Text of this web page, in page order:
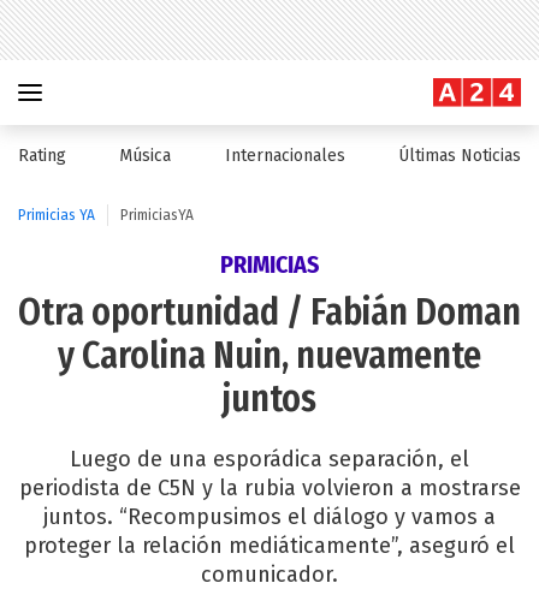
Rating Música Internacionales Últimas Noticias
Primicias YA PrimiciasYA
PRIMICIAS
Otra oportunidad / Fabián Doman
y Carolina Nuin, nuevamente
juntos
Luego de una esporádica separación, el
periodista de C5N y la rubia volvieron a mostrarse
juntos. “Recompusimos el diálogo y vamos a
proteger la relación mediáticamente”, aseguró el
comunicador.